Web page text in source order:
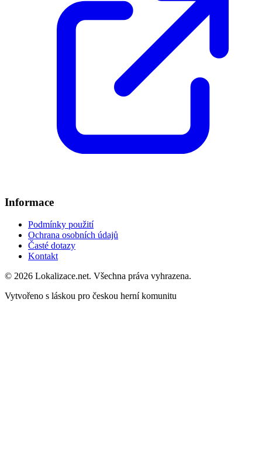
Informace
Podmínky použití
Ochrana osobních údajů
Časté dotazy
Kontakt
© 2026 Lokalizace.net. Všechna práva vyhrazena.
Vytvořeno s láskou pro českou herní komunitu